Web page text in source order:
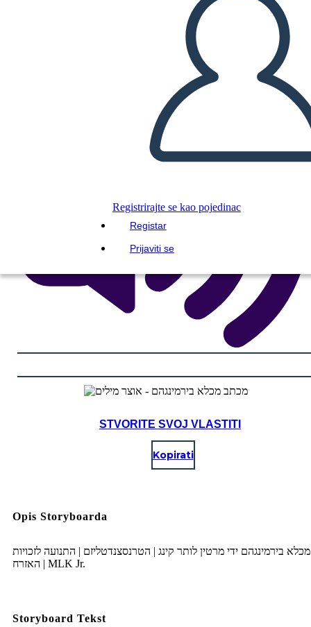
Registrirajte se kao pojedinac
Registar
Prijaviti se
IZRADITE PLOČU SCENARIJA
REPRODUCIRAJ DIJAPROJEKCIJU
ČITAJ MI
STVORITE SVOJ VLASTITI
Kopirati
Opis Storyboarda
בירמינגהם ידי מרטין לותר קינג | הטרנסצנדטליזם | התנועה לזכויות
האזרח | MLK Jr.
Storyboard Tekst